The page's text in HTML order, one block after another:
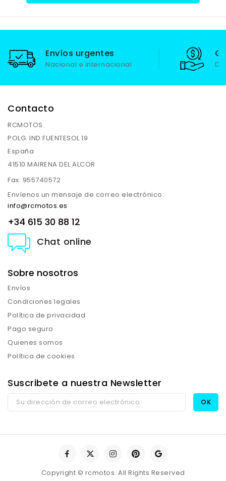
Envíos urgentes
Nacional e internacional
Contacto
RCMOTOS
POLG. IND FUENTESOL 19
España
41510 MAIRENA DEL ALCOR
Fax: 955740572
Envíenos un mensaje de correo electrónico:
info@rcmotos.es
+34 615 30 88 12
Chat online
Sobre nosotros
Envíos
Condiciones legales
Política de privacidad
Pago seguro
Quienes somos
Política de cookies
Suscribete a nuestra Newsletter
Copyright © rcmotos. All Rights Reserved